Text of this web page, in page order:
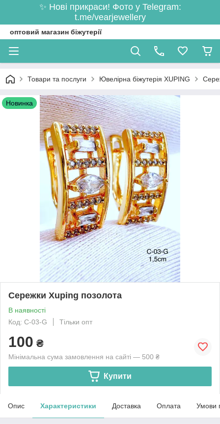
✨ Нові прикраси! Фото у Telegram:
t.me/vearjewellery
оптовий магазин біжутерії
Товари та послуги Ювелірна біжутерія XUPING
Новинка
Сережки Xuping позолота
В наявності
Код: C-03-G
Тільки опт
100 ₴
Мінімальна сума замовлення на сайті — 500 ₴
Купити
Опис Характеристики Доставка Оплата Умови